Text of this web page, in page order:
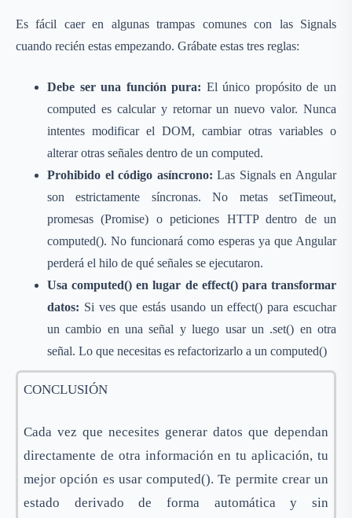
Es fácil caer en algunas trampas comunes con las Signals
cuando recién estas empezando. Grábate estas tres reglas:
Debe ser una función pura: El único propósito de un
computed es calcular y retornar un nuevo valor. Nunca
intentes modificar el DOM, cambiar otras variables o
alterar otras señales dentro de un computed.
Prohibido el código asíncrono:Las Signals en Angular
son estrictamente síncronas. No metas setTimeout,
promesas (Promise) o peticiones HTTP dentro de un
computed(). No funcionará como esperas ya que Angular
perderá el hilo de qué señales se ejecutaron.
Usa computed() en lugar de effect() para transformar
datos: Si ves que estás usando un effect() para escuchar
un cambio en una señal y luego usar un .set() en otra
señal. Lo que necesitas es refactorizarlo a un computed()
CONCLUSIÓN
Cada vez que necesites generar datos que dependan
directamente de otra información en tu aplicación, tu
mejor opción es usar computed(). Te permite crear un
estado derivado de forma automática y sin